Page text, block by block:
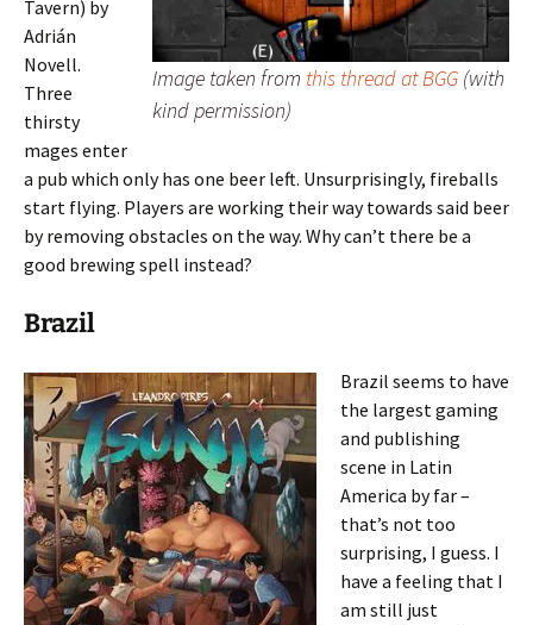
Image taken from this thread at BGG (with
kind permission)
Tavern) by
Adrián
Novell.
Three
thirsty
mages enter
a pub which only has one beer left. Unsurprisingly, fireballs
start flying. Players are working their way towards said beer
by removing obstacles on the way. Why can’t there be a
good brewing spell instead?
Brazil
Brazil seems to have
the largest gaming
and publishing
scene in Latin
America by far –
that’s not too
surprising, I guess. I
have a feeling that I
am still just